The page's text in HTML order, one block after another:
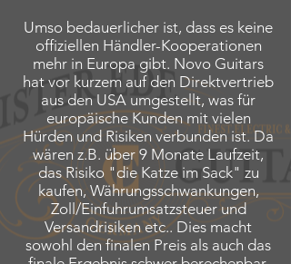
Umso bedauerlicher ist, dass es keine
offiziellen Händler-Kooperationen
mehr in Europa gibt. Novo Guitars
hat vor kurzem auf den Direktvertrieb
aus den USA umgestellt, was für
europäische Kunden mit vielen
Hürden und Risiken verbunden ist. Da
wären z.B. über 9 Monate Laufzeit,
das Risiko "die Katze im Sack" zu
kaufen, Währungsschwankungen,
Zoll/Einfuhrumsatzsteuer und
Versandrisiken etc.. Dies macht
sowohl den finalen Preis als auch das